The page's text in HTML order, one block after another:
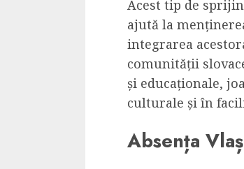
Acest tip de
ajută la
integrarea
comunității
și educaționale,
culturale și în
Absența